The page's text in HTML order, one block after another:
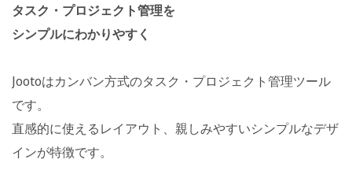
タスク・プロジェクト管理を
シンプルにわかりやすく
Jootoはカンバン方式のタスク・プロジェクト管理ツール
です。
直感的に使えるレイアウト、親しみやすいシンプルなデザ
インが特徴です。